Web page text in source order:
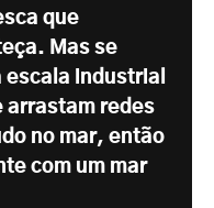
que
Mas se
industrial
arrastam redes
no mar, então
com um mar